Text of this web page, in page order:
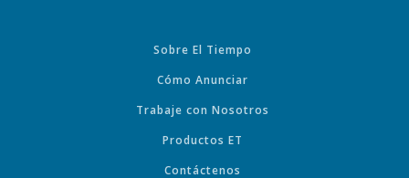
Sobre El Tiempo
Cómo Anunciar
Trabaje con Nosotros
Productos ET
Contáctenos